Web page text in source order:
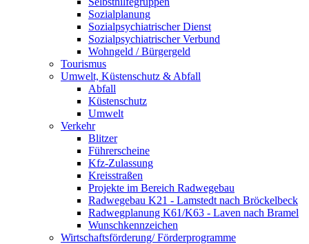
Sozialplanung
Sozialpsychiatrischer Dienst
Sozialpsychiatrischer Verbund
Wohngeld / Bürgergeld
Tourismus
Umwelt, Küstenschutz & Abfall
Abfall
Küstenschutz
Umwelt
Verkehr
Blitzer
Führerscheine
Kfz-Zulassung
Kreisstraßen
Projekte im Bereich Radwegebau
Radwegebau K21 - Lamstedt nach Bröckelbeck
Radwegplanung K61/K63 - Laven nach Bramel
Wunschkennzeichen
Wirtschaftsförderung/ Förderprogramme